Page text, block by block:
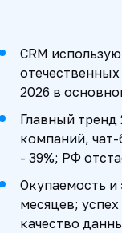
CRM
2026 в
Главный тренд
компаний,
- 39%; РФ
Окупаемость и
месяцев;
качество